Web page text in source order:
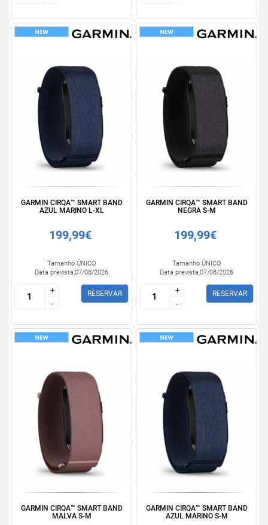
GARMIN CIRQA™ SMART BAND
AZUL MARINO L-XL
199,99€
Tamanho ÚNICO
Data prevista,07/08/2026
+
-
+
-
RESERVAR
GARMIN CIRQA™ SMART BAND
NEGRA S-M
199,99€
Tamanho ÚNICO
Data prevista,07/08/2026
+
-
+
-
RESERVAR
GARMIN CIRQA™ SMART BAND
MALVA S-M
GARMIN CIRQA™ SMART BAND
AZUL MARINO S-M